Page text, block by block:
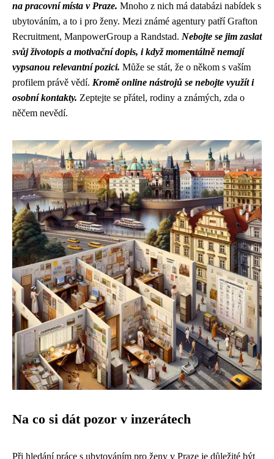
na pracovní místa v Praze. Mnoho z nich má databázi nabídek s
ubytováním, a to i pro ženy. Mezi známé agentury patří Grafton
Recruitment, ManpowerGroup a Randstad. Nebojte se jim zaslat
svůj životopis a motivační dopis, i když momentálně nemají
vypsanou relevantní pozici. Může se stát, že o někom s vaším
profilem právě vědí. Kromě online nástrojů se nebojte využít i
osobní kontakty. Zeptejte se přátel, rodiny a známých, zda o
něčem nevědí.
Na co si dát pozor v inzerátech
Při hledání práce s ubytováním pro ženy v Praze je důležité být